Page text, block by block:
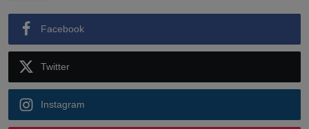
Facebook
Twitter
Instagram